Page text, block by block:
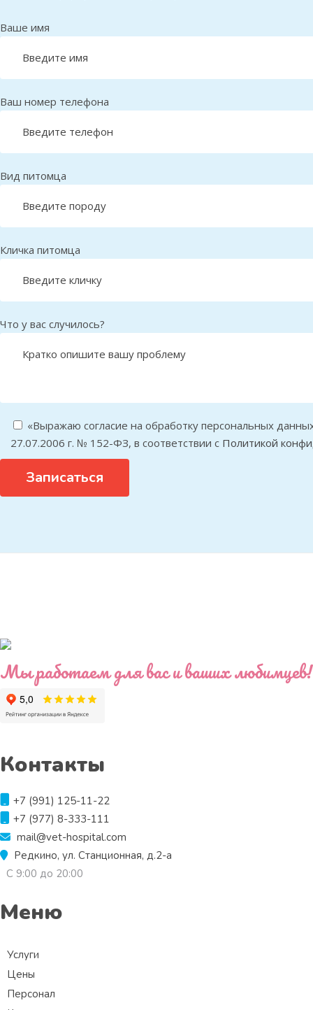
Ваше имя
Ваш номер телефона
Вид питомца
Кличка питомца
Что у вас случилось?
«Выражаю согласие на обработку персональных
27.07.2006 г. № 152-ФЗ, в соответствии с Политикой
Записаться
Мы работаем для вас и ваших любимцев!
Контакты
+7 (991) 125-11-22
+7 (977) 8-333-111
mail@vet-hospital.com
Редкино, ул. Станционная, д.2-а
С 9:00 до 20:00
Меню
Услуги
Цены
Персонал